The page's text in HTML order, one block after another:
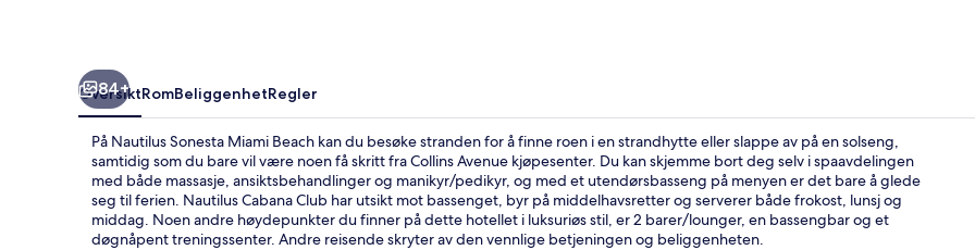
På
84+
OversiktRomBeliggenhetRegler
På Nautilus Sonesta Miami Beach kan du besøke stranden for å finne roen i en strandhytte eller slappe av på en solseng,
samtidig som du bare vil være noen få skritt fra Collins Avenue kjøpesenter. Du kan skjemme bort deg selv i spaavdelingen
med både massasje, ansiktsbehandlinger og manikyr/pedikyr, og med et utendørsbasseng på menyen er det bare å glede
seg til ferien. Nautilus Cabana Club har utsikt mot bassenget, byr på middelhavsretter og serverer både frokost, lunsj og
middag. Noen andre høydepunkter du finner på dette hotellet i luksuriøs stil, er 2 barer/lounger, en bassengbar og et
døgnåpent treningssenter. Andre reisende skryter av den vennlige betjeningen og beliggenheten.